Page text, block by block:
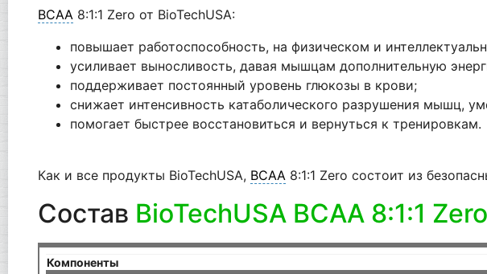
BCAA8:1:1 Zero от BioTechUSA:
повышает работоспособность, на физическом и
усиливает выносливость, давая мышцам дополнительную
поддерживает постоянный уровень глюкозы в крови;
снижает интенсивность катаболического разрушения мышц,
помогает быстрее восстановиться и вернуться к тренировкам.
Как и все продукты BioTechUSA, BCAA8:1:1 Zero состоит из
Состав BioTechUSA BCAA 8:1:1 Zero
Компоненты